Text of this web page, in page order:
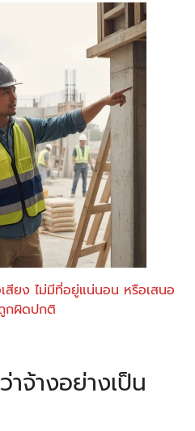
เสียง ไม่มีที่อยู่แน่นอน หรือเสนอ
กผิดปกติ
จ้างอย่างเป็น